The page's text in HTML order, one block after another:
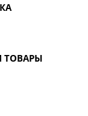
ТОВАРЫ